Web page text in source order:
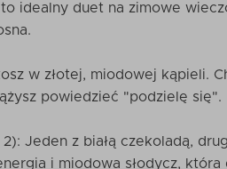
idealny duet na zimowe
w złotej, miodowej kąpieli.
powiedzieć "podzielę
Jeden z białą czekoladą,
i miodowa słodycz,